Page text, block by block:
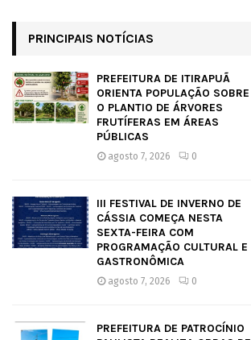
PRINCIPAIS NOTÍCIAS
PREFEITURA DE ITIRAPUÃ
ORIENTA POPULAÇÃO SOBRE
O PLANTIO DE ÁRVORES
FRUTÍFERAS EM ÁREAS
PÚBLICAS
agosto 7, 2026 0
III FESTIVAL DE INVERNO DE
CÁSSIA COMEÇA NESTA
SEXTA-FEIRA COM
PROGRAMAÇÃO CULTURAL E
GASTRONÔMICA
agosto 7, 2026 0
PREFEITURA DE PATROCÍNIO